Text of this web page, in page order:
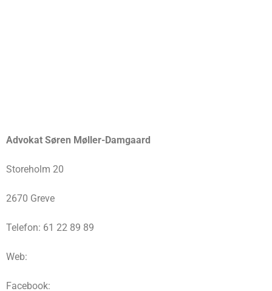
Advokat Søren Møller-Damgaard
Storeholm 20
2670 Greve
Telefon: 61 22 89 89
Web:
Facebook: